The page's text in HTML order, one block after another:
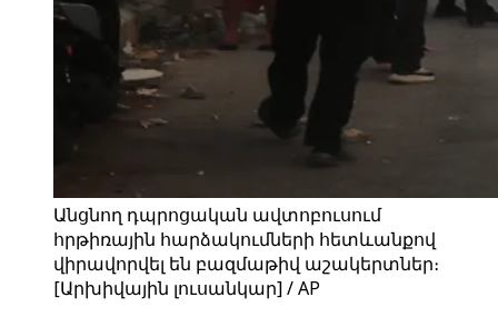
Անցնող դպրոցական ավտոբուսում
հրթիռային հարձակումների հետևանքով
վիրավորվել են բազմաթիվ աշակերտներ։
[Արխիվային լուսանկար] / AP